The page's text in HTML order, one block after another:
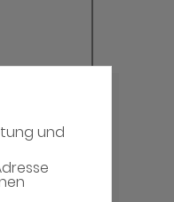
und